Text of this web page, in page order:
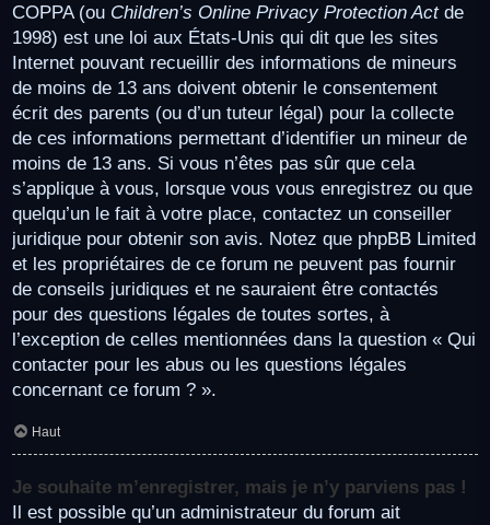
COPPA (ou Children’s Online Privacy Protection Actde
1998) est une loi aux États-Unis qui dit que les sites
Internet pouvant recueillir des informations de mineurs
de moins de 13 ans doivent obtenir le consentement
écrit des parents (ou d’un tuteur légal) pour la collecte
de ces informations permettant d’identifier un mineur de
moins de 13 ans. Si vous n’êtes pas sûr que cela
s’applique à vous, lorsque vous vous enregistrez ou que
quelqu’un le fait à votre place, contactez un conseiller
juridique pour obtenir son avis. Notez que phpBB Limited
et les propriétaires de ce forum ne peuvent pas fournir
de conseils juridiques et ne sauraient être contactés
pour des questions légales de toutes sortes, à
l’exception de celles mentionnées dans la question « Qui
contacter pour les abus ou les questions légales
concernant ce forum ? ».
Haut
Je souhaite m’enregistrer, mais je n’y parviens pas !
Il est possible qu’un administrateur du forum ait